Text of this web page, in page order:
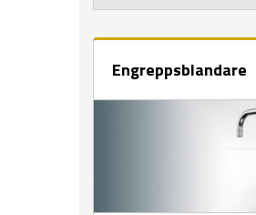
Engreppsblandare